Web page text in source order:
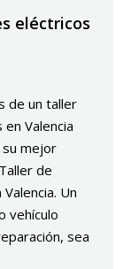
eléctricos
de un taller
Valencia
su mejor
de
Un
vehículo
sea